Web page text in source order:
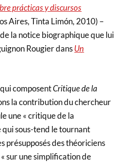
prácticas y discursos
Aires, Tinta Limón, 2010) –
la notice biographique que lui
Rougier dansUn
composentCritique de la
la contribution du chercheur
une « critique de la
qui sous-tend le tournant
présupposés des théoriciens
sur une simplification de